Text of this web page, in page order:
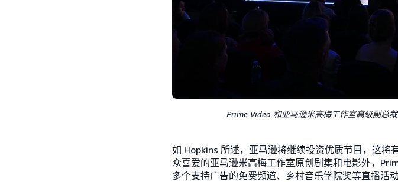
Prime Video 和亚马逊米高梅工作室高级副总
如 Hopkins 所述，亚马逊将继续投资优质节目，这
众喜爱的亚马逊米高梅工作室原创剧集和电影外，
多个支持广告的免费频道、乡村音乐学院奖等直播活